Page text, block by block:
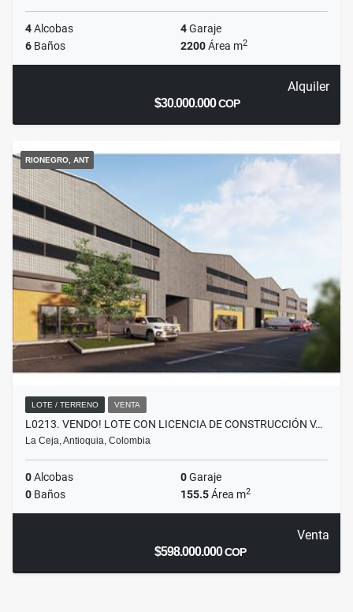
4Alcobas 4Garaje
6 Baños 2200Área m2
Alquiler
$30.000.000COP
RIONEGRO, ANT
LOTE / TERRENO VENTA
L0213. VENDO! LOTE CON LICENCIA DE CONSTRUCCIÓN V…
La Ceja, Antioquia, Colombia
0Alcobas 0Garaje
0 Baños 155.5Área m2
Venta
$598.000.000COP